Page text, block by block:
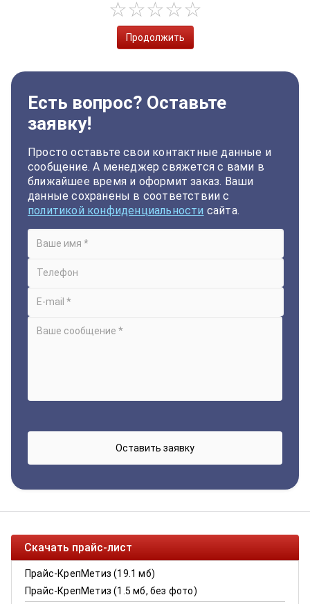
Продолжить
Есть вопрос? Оставьте
заявку!
Просто оставьте свои контактные данные и
сообщение. А менеджер свяжется с вами в
ближайшее время и оформит заказ. Ваши
данные сохранены в соответствии с
политикой конфиденциальности сайта.
Скачать прайс-лист
Прайс-КрепМетиз (19.1 мб)
Прайс-КрепМетиз (1.5 мб, без фото)